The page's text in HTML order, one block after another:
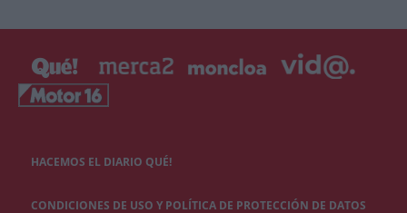
HACEMOS EL DIARIO QUÉ!
CONDICIONES DE USO Y POLÍTICA DE PROTECCIÓN DE DATOS